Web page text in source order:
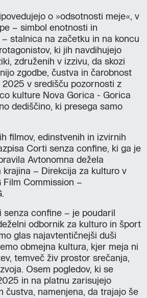
o »odsotnosti meje«, v
– simbol enotnosti in
stalnica na začetku in na koncu
ki jih navdihujejo
združenih v izzivu, da skozi
zgodbe, čustva in čarobnost
2025 v središču pozornosti z
kulture Nova Gorica - Gorica
dediščino, ki presega samo
filmov, edinstvenih in izvirnih
Corti senza confine, ki ga je
Avtonomna dežela
krajina – Direkcija za kulturo v
Film Commission –
senza confine – je poudaril
odbornik za kulturo in šport
glas najavtentičnejši duši
obmejna kultura, kjer meja ni
temveč živ prostor srečanja,
Osem pogledov, ki se
in na platnu zarisujejo
čustva, namenjena, da trajajo še